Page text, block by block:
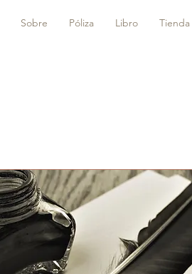
Sobre Póliza Libro Tienda